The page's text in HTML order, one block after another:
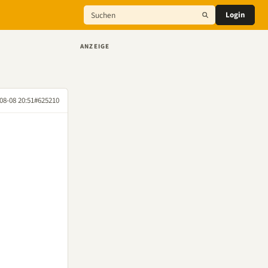
Login
08 20:51#625210
ANZEIGE